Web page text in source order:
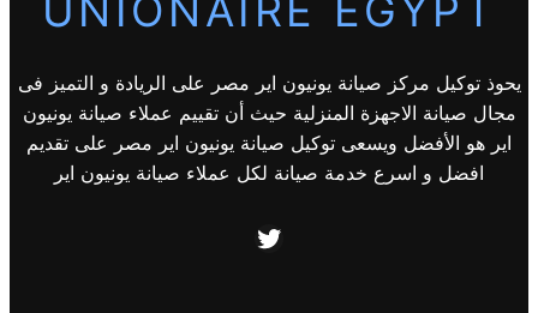
UNIONAIRE EGYPT
يحوذ توكيل مركز صيانة يونيون اير مصر على الريادة و التميز فى
مجال صيانة الاجهزة المنزلية حيث أن تقييم عملاء صيانة يونيون
اير هو الأفضل ويسعى توكيل صيانة يونيون اير مصر على تقديم
افضل و اسرع خدمة صيانة لكل عملاء صيانة يونيون اير
Twitter